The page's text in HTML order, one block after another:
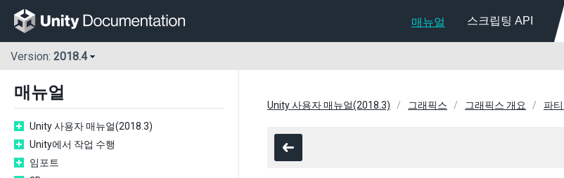
매뉴얼 스크립팅 API
Version: 2018.4
매뉴얼
Unity 사용자 매뉴얼(2018.3)
Unity에서 작업 수행
임포트
Unity 사용자 매뉴얼(2018.3) 그래픽스 그래픽스 개요 파